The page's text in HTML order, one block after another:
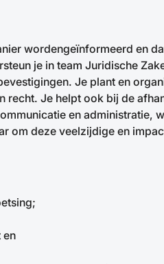
wordengeïnformeerd en
je in team Juridische
Je plant en
Je helpt ook bij de
en administratie,
om deze veelzijdige en
en